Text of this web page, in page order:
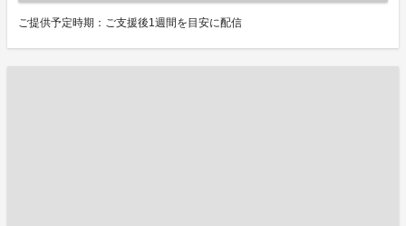
ご提供予定時期：ご支援後1週間を目安に配信